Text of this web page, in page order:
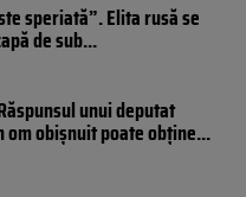
speriată”. Elita rusă se
de sub...
unui deputat
om obișnuit poate obține...